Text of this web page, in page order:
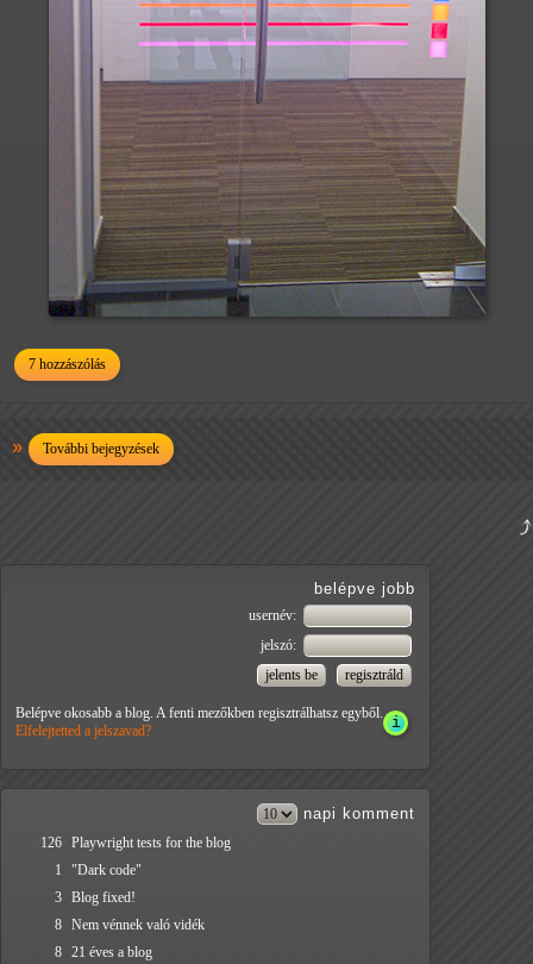
7 hozzászólás
További bejegyzések
belépve jobb
usernév:
jelszó:
Belépve okosabb a blog. A fenti mezőkben regisztrálhatsz egyből.
Elfelejtetted a jelszavad?
napi komment
126 Playwright tests for the blog
1
"Dark code"
3 Blog fixed!
8 Nem vénnek való vidék
8 21 éves a blog